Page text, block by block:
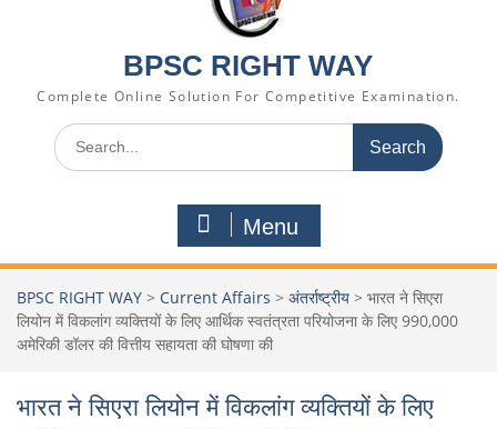
BPSC RIGHT WAY
Complete Online Solution For Competitive Examination.
Menu
BPSC RIGHT WAY > Current Affairs > अंतर्राष्ट्रीय > भारत ने सिएरा
लियोन में विकलांग व्यक्तियों के लिए आर्थिक स्वतंत्रता परियोजना के लिए 990,000
अमेरिकी डॉलर की वित्तीय सहायता की घोषणा की
भारत ने सिएरा लियोन में विकलांग व्यक्तियों के लिए